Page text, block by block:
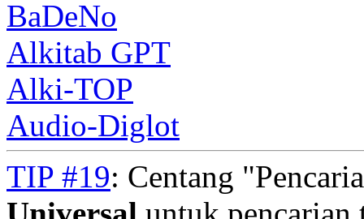
BaDeNo
Alkitab GPT
Alki-TOP
Audio-Diglot
TIP #19: Centang